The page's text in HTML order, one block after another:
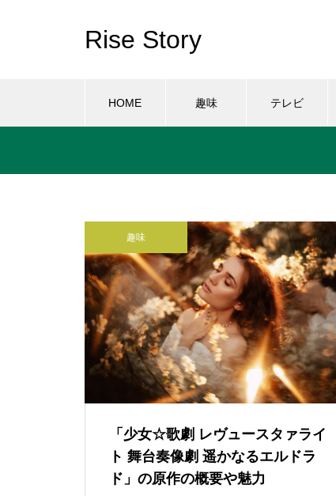
Rise Story
HOME 趣味 テレビ
趣味
「少女☆歌劇 レヴュースタァライ
ト 舞台奏像劇 遥かなるエルドラ
ド」の原作の概要や魅力